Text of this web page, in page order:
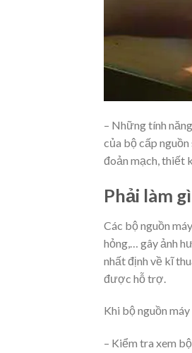
– Những tính
của bộ cấp nguồn
đoản mạch, thiết
Phải làm
Các bộ nguồn
hỏng,… gây ảnh
nhất định về kĩ
được hỗ trợ.
Khi bộ nguồn
– Kiểm tra xem